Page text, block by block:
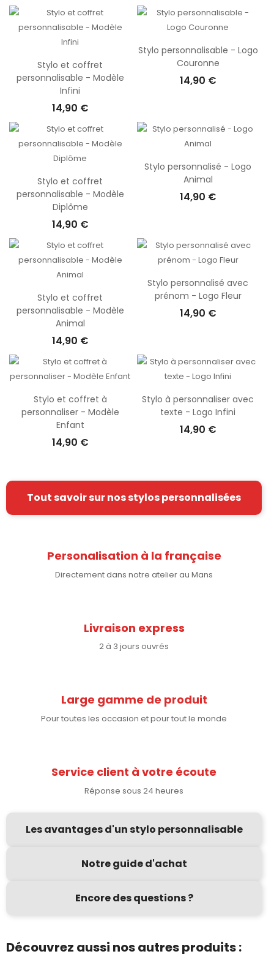
Stylo et coffret
personnalisable - Modèle
Infini
14,90 €
Stylo personnalisable - Logo
Couronne
14,90 €
Stylo et coffret
personnalisable - Modèle
Diplôme
14,90 €
Stylo personnalisé - Logo
Animal
14,90 €
Stylo et coffret
personnalisable - Modèle
Animal
14,90 €
Stylo personnalisé avec
prénom - Logo Fleur
14,90 €
Stylo et coffret à
personnaliser - Modèle
Enfant
14,90 €
Stylo à personnaliser avec
texte - Logo Infini
14,90 €
Tout savoir sur nos stylos personnalisées
Personalisation à la française
Directement dans notre atelier au Mans
Livraison express
2 à 3 jours ouvrés
Large gamme de produit
Pour toutes les occasion et pour tout le monde
Service client à votre écoute
Réponse sous 24 heures
Les avantages d'un stylo personnalisable
Notre guide d'achat
Encore des questions ?
Découvrez aussi nos autres produits :